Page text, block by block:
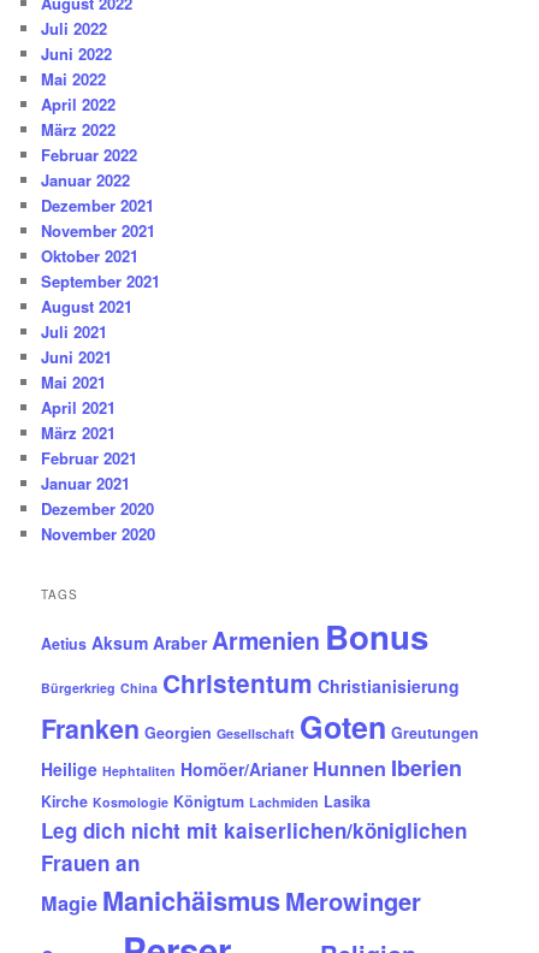
Juli 2022
Juni 2022
Mai 2022
April 2022
März 2022
Februar 2022
Januar 2022
Dezember 2021
November 2021
Oktober 2021
September 2021
August 2021
Juli 2021
Juni 2021
Mai 2021
April 2021
März 2021
Februar 2021
Januar 2021
Dezember 2020
November 2020
TAGS
Aetius Aksum Araber Armenien Bonus
Bürgerkrieg China Christentum Christianisierung
Franken Georgien Gesellschaft Goten Greutungen
Heilige Hephtaliten Homöer/Arianer Hunnen Iberien
Kirche Kosmologie Königtum Lachmiden Lasika
Leg dich nicht mit kaiserlichen/königlichen
Frauen an
Magie ManichäismusMerowinger